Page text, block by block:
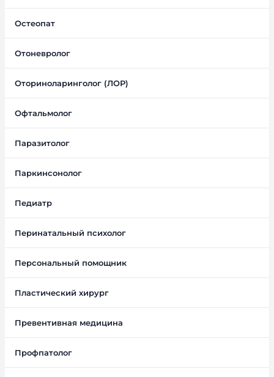
Остеопат
Отоневролог
Оториноларинголог (ЛОР)
Офтальмолог
Паразитолог
Паркинсонолог
Педиатр
Перинатальный психолог
Персональный помощник
Пластический хирург
Превентивная медицина
Профпатолог